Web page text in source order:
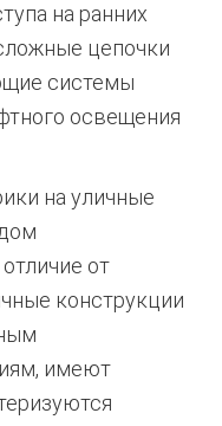
на ранних
цепочки
системы
освещения
на уличные
отличие от
конструкции
имеют